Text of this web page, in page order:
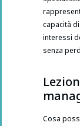
capacità
interessi
senza
Cosa